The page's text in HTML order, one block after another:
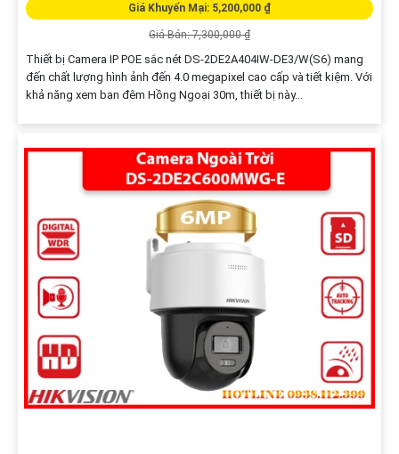
Giá Khuyến Mại: 5,200,000 ₫
Giá Bán: 7,300,000 ₫
Thiết bị Camera IP POE sắc nét DS-2DE2A404IW-DE3/W(S6) mang
đến chất lượng hình ảnh đến 4.0 megapixel cao cấp và tiết kiệm. Với
khả năng xem ban đêm Hồng Ngoại 30m, thiết bị này...